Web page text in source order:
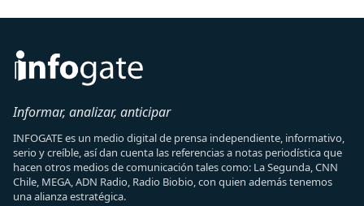
Informar, analizar, anticipar
INFOGATE es un medio digital de prensa independiente, informativo,
serio y creíble, así dan cuenta las referencias a notas periodística que
hacen otros medios de comunicación tales como: La Segunda, CNN
Chile, MEGA, ADN Radio, Radio Biobio, con quien además tenemos
una alianza estratégica.